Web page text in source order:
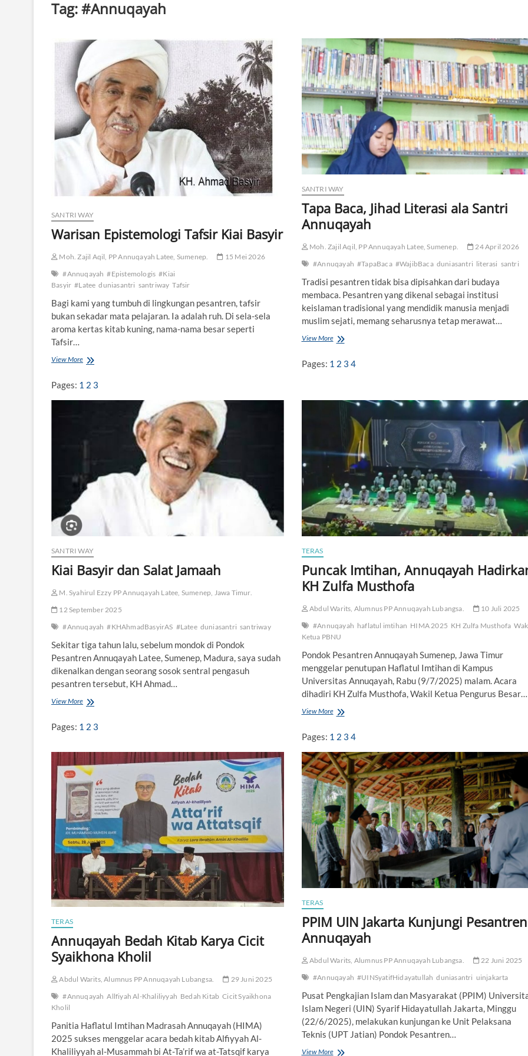
Tag:#Annuqayah
SANTRI WAY
Warisan Epistemologi Tafsir Kiai Basyir
Moh. Zajil Aqil, PP Annuqayah Latee, Sumenep.
15 Mei 2026
#Annuqayah #Epistemologis #Kiai
Basyir #Latee duniasantri santriway Tafsir
Bagi kami yang tumbuh di lingkungan pesantren, tafsir
bukan sekadar mata pelajaran. Ia adalah ruh. Di sela-sela
aroma kertas kitab kuning, nama-nama besar seperti
Tafsir…
View More W
i
s
e
i
a
s
r
K
a
i
s
Pages: 1 2 3
SANTRI WAY
Tapa Baca, Jihad Literasi ala Santri
Annuqayah
Moh. Zajil Aqil, PP Annuqayah Latee, Sumenep.
24 April 2026
#Annuqayah #TapaBaca #WajibBaca duniasantri literasi santri
Tradisi pesantren tidak bisa dipisahkan dari budaya
membaca. Pesantren yang dikenal sebagai institusi
keislaman tradisional yang mendidik manusia menjadi
muslim sejati, memang seharusnya tetap merawat…
View MoreT
a
c
h
L
i
t
e
r
a
a
a
n
t
i
A
n
u
q
a
h
Pages: 1 2 3 4
SANTRI WAY
Kiai Basyir dan Salat Jamaah
M. Syahirul Ezzy PP Annuqayah Latee, Sumenep, Jawa Timur.
12 September 2025
#Annuqayah #KHAhmadBasyirAS #Latee duniasantri santriway
Sekitar tiga tahun lalu, sebelum mondok di Pondok
Pesantren Annuqayah Latee, Sumenep, Madura, saya sudah
dikenalkan dengan seorang sosok sentral pengasuh
pesantren tersebut, KH Ahmad…
View More K
i
a
s
y
i
r
d
a
n
S
a
l
a
t
J
a
h
Pages: 1 2 3
TERAS
Puncak Imtihan, Annuqayah
KH Zulfa Musthofa
Abdul Warits, Alumnus PP Annuqayah Lubangsa.
10 Juli 2025
#Annuqayah haflatul imtihan HIMA 2025 KH Zulfa Musthofa
Ketua PBNU
Pondok Pesantren Annuqayah Sumenep, Jawa Timur
menggelar penutupan Haflatul Imtihan di Kampus
Universitas Annuqayah, Rabu (9/7/2025) malam. Acara
dihadiri KH Zulfa Musthofa, Wakil Ketua Pengurus Besar…
View MoreP
c
a
k
I
m
t
i
h
a
n
,
A
n
a
h
a
d
r
k
a
K
H
Pages: 1 2 3 4
TERAS
Annuqayah Bedah Kitab Karya Cicit
Syaikhona Kholil
Abdul Warits, Alumnus PP Annuqayah Lubangsa.
29 Juni 2025
#Annuqayah Allfiyah Al-Khaliliyyah Bedah Kitab Cicit Syaikhona
Kholil
Panitia Haflatul Imtihan Madrasah Annuqayah (HIMA)
2025 sukses menggelar acara bedah kitab Alfiyyah Al-
Khaliliyyah al-Musammah bi At-Ta’rif wa at-Tatsqif karya
TERAS
PPIM UIN Jakarta Kunjungi Pesantren
Annuqayah
Abdul Warits, Alumnus PP Annuqayah Lubangsa.
22 Juni 2025
#Annuqayah #UINSyatifHidayatullah duniasantri uinjakarta
Pusat Pengkajian Islam dan Masyarakat (PPIM)
Islam Negeri (UIN) Syarif Hidayatullah Jakarta, Minggu
(22/6/2025), melakukan kunjungan ke Unit Pelaksana
Teknis (UPT Jatian) Pondok Pesantren…
View MoreP